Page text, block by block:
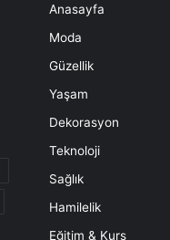
Anasayfa
Moda
Güzellik
Yaşam
Dekorasyon
Teknoloji
Sağlık
Hamilelik
Eğitim & Kurs